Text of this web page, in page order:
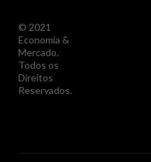
© 2021
Economia &
Mercado.
Todos os
Direitos
Reservados.